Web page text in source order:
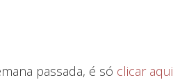
passada, é só clicar aqui